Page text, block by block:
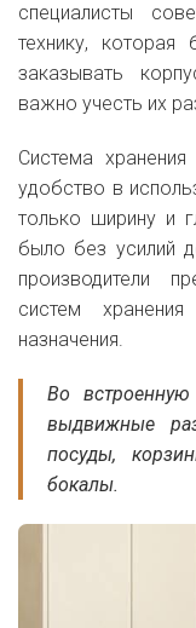
специалисты
технику,
заказывать
важно учесть их
Система
удобство в
только ширину и
было без усилий
производители
систем
назначения.
Во
выдвижные
посуды,
бокалы.